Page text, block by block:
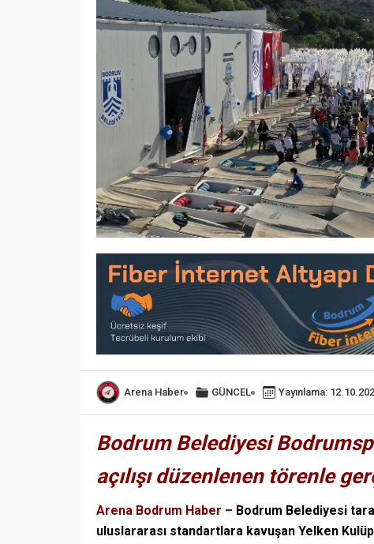
Arena Haber GÜNCEL Yayınlama:
Bodrum Belediyesi
açılışı düzenlenen törenle
Arena Bodrum Haber – Bodrum Belediyesi
uluslararası standartlara kavuşan Yelken Kulüp